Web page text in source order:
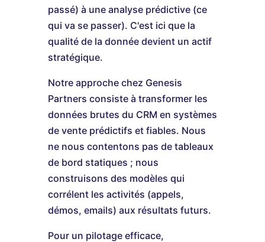
passé) à une analyse prédictive (ce
qui va se passer). C'est ici que la
qualité de la donnée devient un actif
stratégique.
Notre approche chez Genesis
Partners consiste à transformer les
données brutes du CRM en systèmes
de vente prédictifs et fiables. Nous
ne nous contentons pas de tableaux
de bord statiques ; nous
construisons des modèles qui
corrélent les activités (appels,
démos, emails) aux résultats futurs.
Pour un pilotage efficace,